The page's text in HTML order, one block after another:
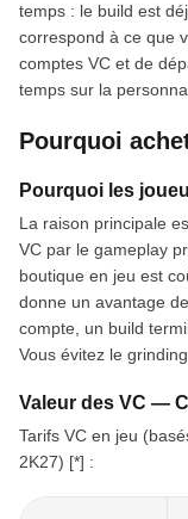
temps : le build est
correspond à ce que
comptes VC et de
temps sur la
Pourquoi
Pourquoi les
La raison principale
VC par le gameplay
boutique en jeu est
donne un avantage
compte, un build
Vous évitez le
Valeur des VC —
Tarifs VC en jeu
2K27) [*] :